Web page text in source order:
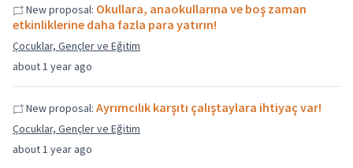
about 1 year ago
New proposal: Okullara, anaokullarına ve boş zaman
etkinliklerine daha fazla para yatırın!
Çocuklar, Gençler ve Eğitim
about 1 year ago
New proposal: Ayrımcılık karşıtı çalıştaylara ihtiyaç var!
Çocuklar, Gençler ve Eğitim